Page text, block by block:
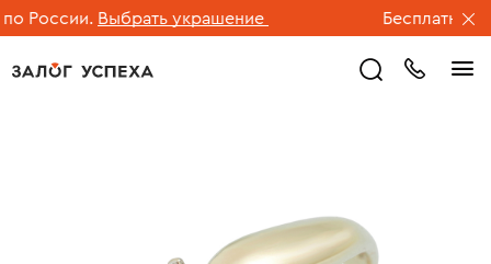
России. Выбрать украшение Бесплатная